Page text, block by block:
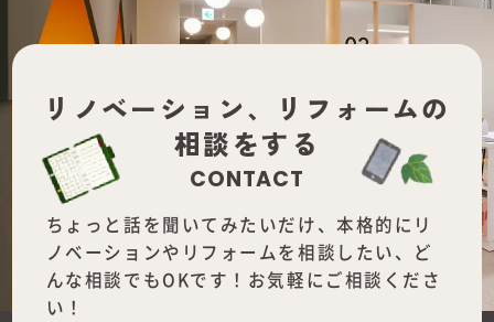
リノベーション、
リフォームの
相談をする
CONTACT
ちょっと話を聞いてみたいだけ、本格的にリ
ノベーションやリフォームを相談したい、ど
んな相談でもOKです！お気軽にご相談くださ
い！